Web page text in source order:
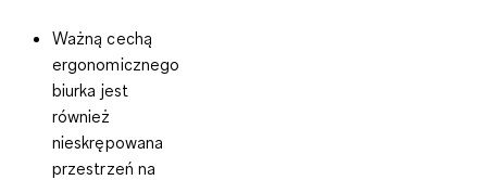
Ważną cechą
ergonomicznego
biurka jest
również
nieskrępowana
przestrzeń na